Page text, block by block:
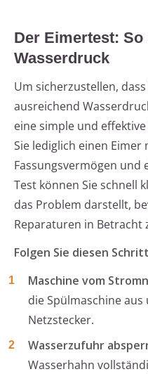
Der Eimertest:
Wasserdruck
Um sicherzustellen,
ausreichend
eine simple und
Sie lediglich einen
Fassungsvermögen und
Test können Sie schnell
das Problem darstellt,
Reparaturen in Betracht
Folgen Sie diesen
Maschine vom
die Spülmaschine aus
Netzstecker.
Wasserzufuhr
Wasserhahn